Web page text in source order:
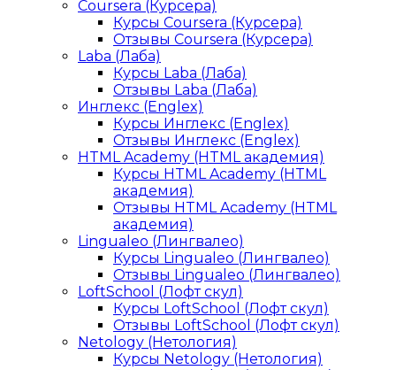
Coursera (Курсера)
Курсы Coursera (Курсера)
Отзывы Coursera (Курсера)
Laba (Лаба)
Курсы Laba (Лаба)
Отзывы Laba (Лаба)
Инглекс (Englex)
Курсы Инглекс (Englex)
Отзывы Инглекс (Englex)
HTML Academy (HTML академия)
Курсы HTML Academy (HTML
академия)
Отзывы HTML Academy (HTML
академия)
Lingualeo (Лингвалео)
Курсы Lingualeo (Лингвалео)
Отзывы Lingualeo (Лингвалео)
LoftSchool (Лофт скул)
Курсы LoftSchool (Лофт скул)
Отзывы LoftSchool (Лофт скул)
Netology (Нетология)
Курсы Netology (Нетология)